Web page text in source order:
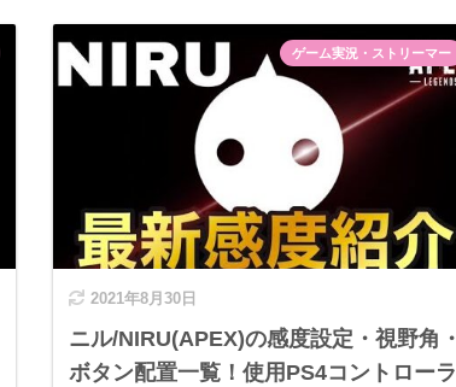
2021年8月30日
ニル/NIRU(APEX)の感度設定・視野角・
ボタン配置一覧！使用PS4コントローラ
ゲーム実況・ストリーマー